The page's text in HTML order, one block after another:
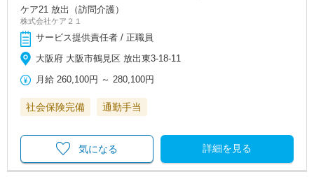
ケア21 放出（訪問介護）
株式会社ケア２１
サービス提供責任者 / 正職員
大阪府 大阪市鶴見区 放出東3-18-11
月給 260,100円 ～280,100円
社会保険完備 通勤手当
詳細を見る
気になる